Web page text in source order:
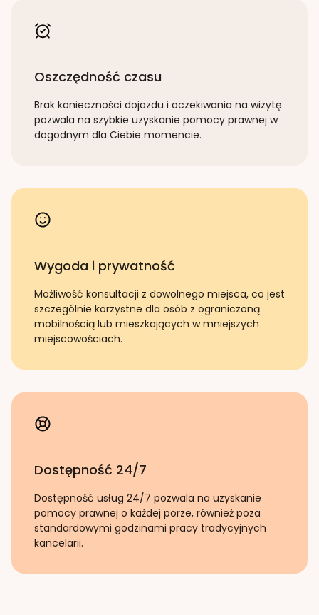
Oszczędność czasu
Brak konieczności dojazdu i oczekiwania na wizytę
pozwala na szybkie uzyskanie pomocy prawnej w
dogodnym dla Ciebie momencie.
Wygoda i prywatność
Możliwość konsultacji z dowolnego miejsca, co jest
szczególnie korzystne dla osób z ograniczoną
mobilnością lub mieszkających w mniejszych
miejscowościach.
Dostępność 24/7
Dostępność usług 24/7 pozwala na uzyskanie
pomocy prawnej o każdej porze, również poza
standardowymi godzinami pracy tradycyjnych
kancelarii.